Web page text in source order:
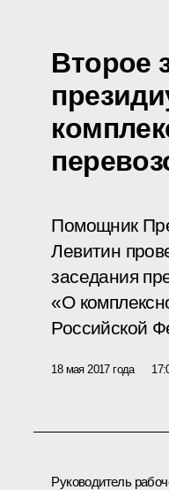
Второе
Помощник
Левитин
заседания
«О
Российской
18 мая 2017 года
Руководитель